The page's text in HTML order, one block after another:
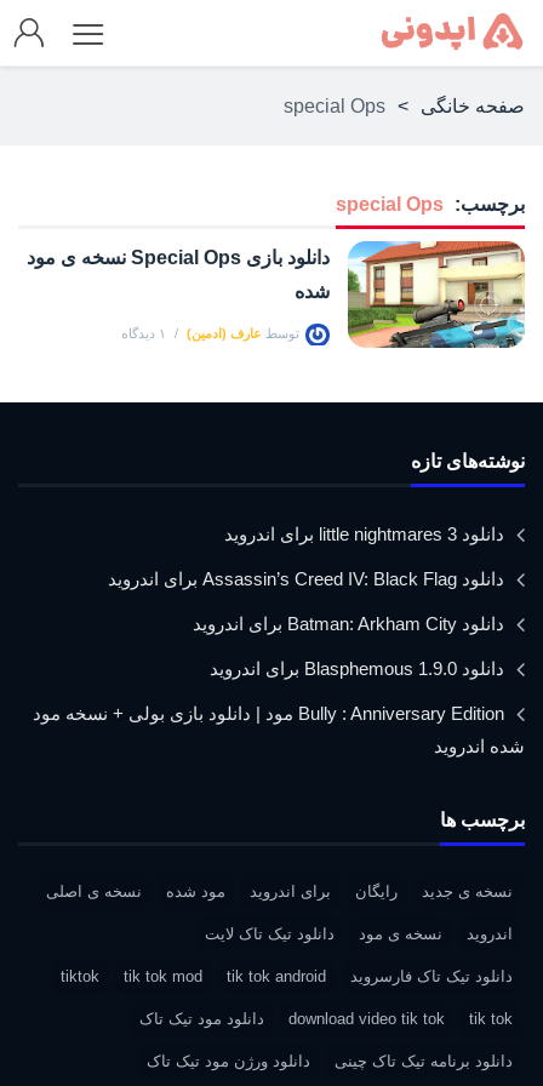
صفحه خانگی >
special Ops
برچسب: special Ops
دانلود بازی Special Ops نسخه ی مود
شده
توسط عارف (ادمین) ۱ دیدگاه
نوشته‌های تازه
دانلود little nightmares 3 برای اندروید
دانلود Assassin’s Creed IV: Black Flag برای اندروید
دانلود Batman: Arkham City برای اندروید
دانلود Blasphemous 1.9.0 برای اندروید
Bully : Anniversary Edition مود | دانلود بازی بولی + نسخه مود
شده اندروید
برچسب ها
نسخه ی جدید رایگان برای اندروید مود شده نسخه ی اصلی
اندروید نسخه ی مود دانلود تیک تاک لایت
دانلود تیک تاک فارسروید tik tok android
tik tok mod
tiktok
tik tok
download video tik tok دانلود مود تیک تاک
دانلود برنامه تیک تاک چینی دانلود ورژن مود تیک تاک